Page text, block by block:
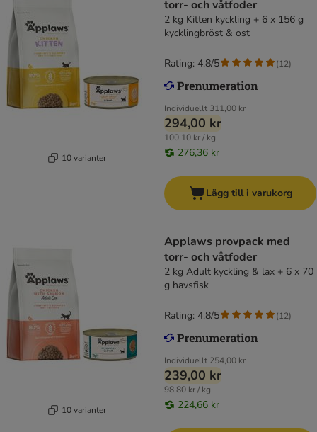
10 varianter
torr- och våtfoder
2 kg Kitten kyckling + 6 x 156 g
kycklingbröst & ost
Individuellt 311,00 kr
294,00 kr
100,10 kr / kg
276,36 kr
Rating: 4.8/5 (12)
Lägg till i varukorg
10 varianter
Applaws provpack med
torr- och våtfoder
2 kg Adult kyckling & lax + 6 x 70
g havsfisk
Individuellt 254,00 kr
239,00 kr
98,80 kr / kg
224,66 kr
Rating: 4.8/5 (12)